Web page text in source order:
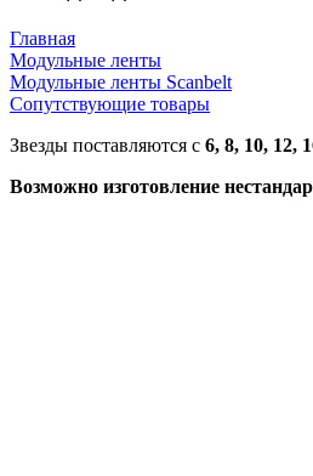
Главная
Модульные ленты
Модульные ленты Scanbelt
Сопутствующие товары
Звезды поставляются с 6, 8, 10, 12,
Возможно изготовление